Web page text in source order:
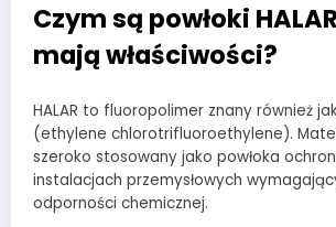
Czym są powłoki
mają właściwości?
HALAR to fluoropolimer znany również
(ethylene chlorotrifluoroethylene).
szeroko stosowany jako powłoka
instalacjach przemysłowych
odporności chemicznej.